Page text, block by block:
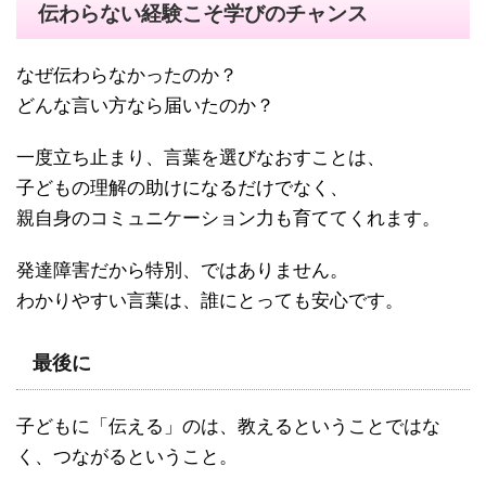
伝わらない経験こそ学びのチャンス
なぜ伝わらなかったのか？
どんな言い方なら届いたのか？
一度立ち止まり、言葉を選びなおすことは、
子どもの理解の助けになるだけでなく、
親自身のコミュニケーション力も育ててくれます。
発達障害だから特別、ではありません。
わかりやすい言葉は、誰にとっても安心です。
最後に
子どもに「伝える」のは、教えるということではな
く、つながるということ。